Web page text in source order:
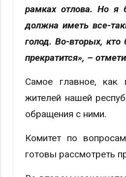
рамках отлова. Но я
должна иметь все-
голод. Во-вторых, кто
прекратится», –
Самое главное, как
жителей нашей
обращения с ними.
Комитет по
готовы рассмотреть